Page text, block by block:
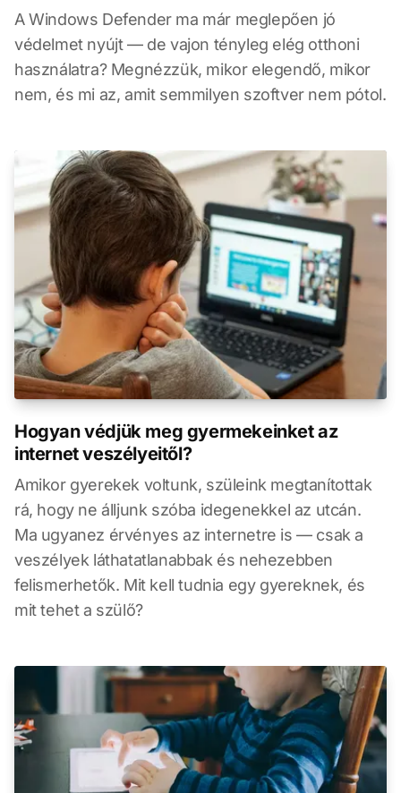
A Windows Defender ma már meglepően jó
védelmet nyújt — de vajon tényleg elég otthoni
használatra? Megnézzük, mikor elegendő, mikor
nem, és mi az, amit semmilyen szoftver nem pótol.
Hogyan védjük meg gyermekeinket az
internet veszélyeitől?
Amikor gyerekek voltunk, szüleink megtanítottak
rá, hogy ne álljunk szóba idegenekkel az utcán.
Ma ugyanez érvényes az internetre is — csak a
veszélyek láthatatlanabbak és nehezebben
felismerhetők. Mit kell tudnia egy gyereknek, és
mit tehet a szülő?